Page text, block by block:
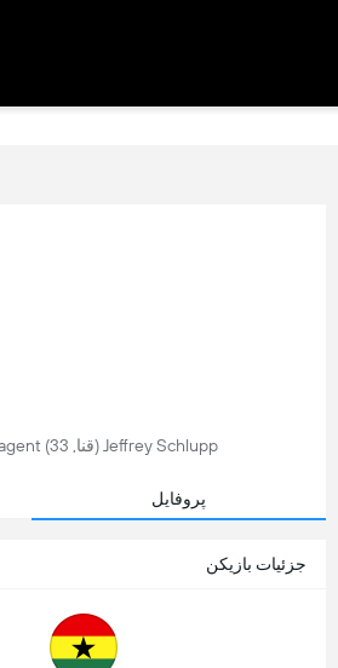
Jeffrey Schlupp (قنا, 33) is a free agent فوتبال player, who last played for Norwich in انگلیس.
پروفایل
جزئیات بازیکن